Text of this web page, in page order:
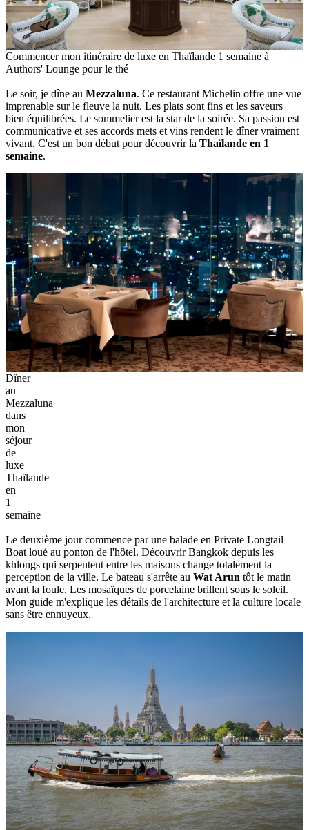
Commencer mon itinéraire de luxe en Thaïlande 1 semaine à
Authors' Lounge pour le thé
Le soir, je dîne au Mezzaluna. Ce restaurant Michelin offre une vue
imprenable sur le fleuve la nuit. Les plats sont fins et les saveurs
bien équilibrées. Le sommelier est la star de la soirée. Sa passion est
communicative et ses accords mets et vins rendent le dîner vraiment
vivant. C'est un bon début pour découvrir la Thaïlande en 1
semaine.
Dîner
au
Mezzaluna
dans
mon
séjour
de
luxe
Thaïlande
en
1
semaine
Le deuxième jour commence par une balade en Private Longtail
Boat loué au ponton de l'hôtel. Découvrir Bangkok depuis les
khlongs qui serpentent entre les maisons change totalement la
perception de la ville. Le bateau s'arrête au Wat Arun tôt le matin
avant la foule. Les mosaïques de porcelaine brillent sous le soleil.
Mon guide m'explique les détails de l'architecture et la culture locale
sans être ennuyeux.